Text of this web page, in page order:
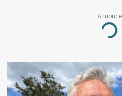
Annonce
Loading...